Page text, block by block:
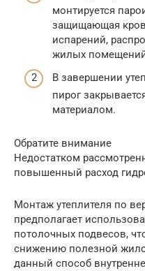
монтируется
защищающая
испарений,
жилых
В завершении
пирог
материалом.
Обратите внимание
Недостатком
повышенный расход
Монтаж утеплителя по
предполагает
потолочных подвесов,
снижению полезной
данный способ